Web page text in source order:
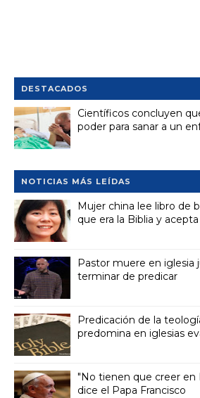
DESTACADOS
Científicos concluyen
poder para sanar a un
NOTICIAS MÁS LEÍDAS
Mujer china lee libro de
que era la Biblia y
Pastor muere en iglesia
terminar de predicar
Predicación de la
predomina en iglesias
"No tienen que creer en
dice el Papa Francisco